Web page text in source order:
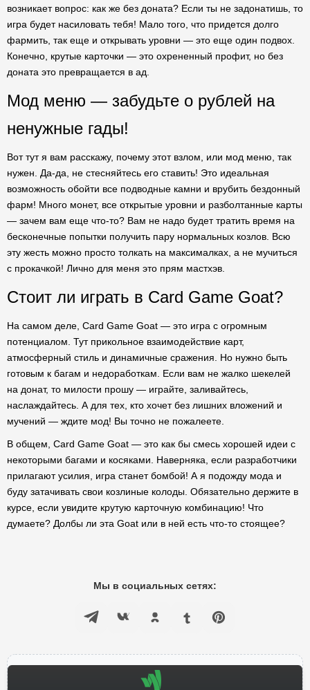
возникает вопрос: как же без доната? Если ты не задонатишь, то
игра будет насиловать тебя! Мало того, что придется долго
фармить, так еще и открывать уровни — это еще один подвох.
Конечно, крутые карточки — это охрененный профит, но без
доната это превращается в ад.
Мод меню — забудьте о рублей на
ненужные гады!
Вот тут я вам расскажу, почему этот взлом, или мод меню, так
нужен. Да-да, не стесняйтесь его ставить! Это идеальная
возможность обойти все подводные камни и врубить бездонный
фарм! Много монет, все открытые уровни и разболтанные карты
— зачем вам еще что-то? Вам не надо будет тратить время на
бесконечные попытки получить пару нормальных козлов. Всю
эту жесть можно просто толкать на максималках, а не мучиться
с прокачкой! Лично для меня это прям мастхэв.
Стоит ли играть в Card Game Goat?
На самом деле, Card Game Goat — это игра с огромным
потенциалом. Тут прикольное взаимодействие карт,
атмосферный стиль и динамичные сражения. Но нужно быть
готовым к багам и недоработкам. Если вам не жалко шекелей
на донат, то милости прошу — играйте, заливайтесь,
наслаждайтесь. А для тех, кто хочет без лишних вложений и
мучений — ждите мод! Вы точно не пожалеете.
В общем, Card Game Goat — это как бы смесь хорошей идеи с
некоторыми багами и косяками. Наверняка, если разработчики
прилагают усилия, игра станет бомбой! А я подожду мода и
буду затачивать свои козлиные колоды. Обязательно держите в
курсе, если увидите крутую карточную комбинацию! Что
думаете? Долбы ли эта Goat или в ней есть что-то стоящее?
Мы в социальных сетях: